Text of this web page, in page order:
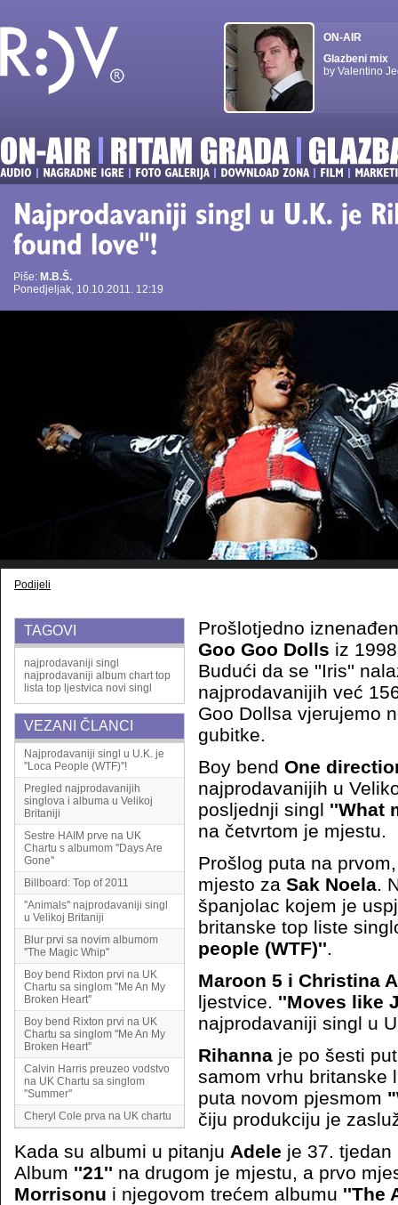
ON-AIR
Glazbeni mix
by Valentino
Piše: M.B.Š.
Ponedjeljak, 10.10.2011. 12:19
Podijeli
TAGOVI
najprodavaniji singl
najprodavaniji album chart top
lista top ljestvica novi singl
VEZANI ČLANCI
Najprodavaniji singl u U.K. je
''Loca People (WTF)''!
Pregled najprodavanijih
singlova i albuma u Velikoj
Britaniji
Sestre HAIM prve na UK
Chartu s albumom ''Days Are
Gone''
Billboard: Top of 2011
''Animals'' najprodavaniji singl
u Velikoj Britaniji
Blur prvi sa novim albumom
''The Magic Whip''
Boy bend Rixton prvi na UK
Chartu sa singlom ''Me An My
Broken Heart''
Boy bend Rixton prvi na UK
Chartu sa singlom ''Me An My
Broken Heart''
Calvin Harris preuzeo vodstvo
na UK Chartu sa singlom
''Summer''
Cheryl Cole prva na UK chartu
Prošlotjedno
Goo Goo Dolls iz
Budući da se ''Iris''
najprodavanijih već
Goo Dollsa vjerujemo
gubitke.
Boy bend One
najprodavanijih u
posljednji singl ''What
na četvrtom je mjestu.
Prošlog puta na
mjesto za Sak Noela.
španjolac kojem je
britanske top liste
people (WTF)''.
Maroon 5 i Christina
ljestvice. ''Moves like
najprodavaniji singl u
Rihanna je po šesti
samom vrhu britanske
puta novom pjesmom
čiju produkciju je
Kada su albumi u pitanju Adele je 37.
Album ''21'' na drugom je mjestu, a prvo
Morrisonu i njegovom trećem albumu ''The